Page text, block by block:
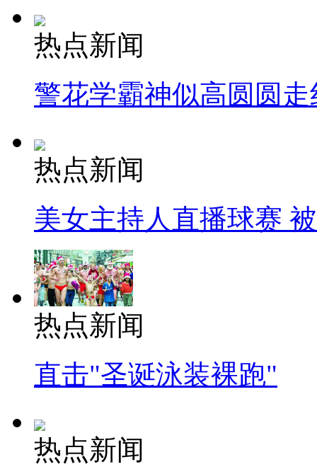
热点新闻
警花学霸神似高圆圆走
热点新闻
美女主持人直播球赛
热点新闻
直击"圣诞泳装裸跑"
热点新闻